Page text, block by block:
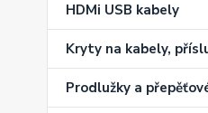
HDMi USB kabely
Kryty na kabely,
Prodlužky a